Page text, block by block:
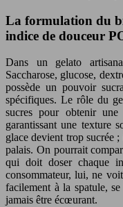
La formulation du
indice de douceur
Dans un gelato
Saccharose, glucose,
possède un pouvoir
spécifiques. Le rôle du
sucres pour obtenir une
garantissant une texture
glace devient trop sucrée
palais. On pourrait
qui doit doser chaque
consommateur, lui, ne
facilement à la spatule,
jamais être écœurant.